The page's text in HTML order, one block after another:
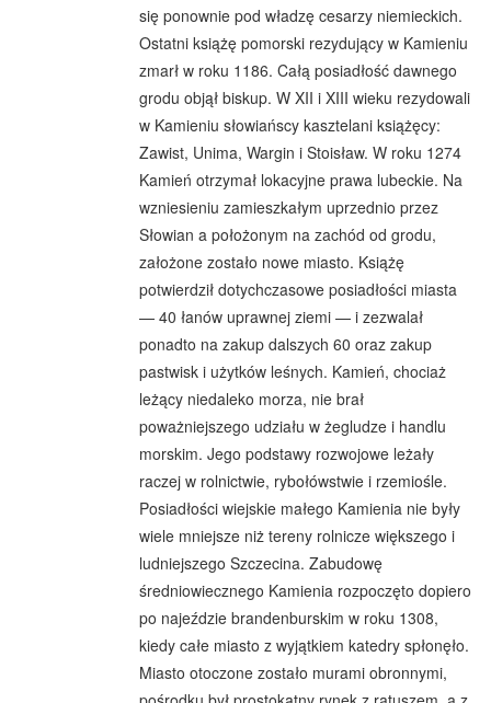
się ponownie pod władzę cesarzy niemieckich.
Ostatni książę pomorski rezydujący w Kamieniu
zmarł w roku 1186. Całą posiadłość dawnego
grodu objął biskup. W XII i XIII wieku rezydowali
w Kamieniu słowiańscy kasztelani książęcy:
Zawist, Unima, Wargin i Stoisław. W roku 1274
Kamień otrzymał lokacyjne prawa lubeckie. Na
wzniesieniu zamieszkałym uprzednio przez
Słowian a położonym na zachód od grodu,
założone zostało nowe miasto. Książę
potwierdził dotychczasowe posiadłości miasta
— 40 łanów uprawnej ziemi — i zezwalał
ponadto na zakup dalszych 60 oraz zakup
pastwisk i użytków leśnych. Kamień, chociaż
leżący niedaleko morza, nie brał
poważniejszego udziału w żegludze i handlu
morskim. Jego podstawy rozwojowe leżały
raczej w rolnictwie, rybołówstwie i rzemiośle.
Posiadłości wiejskie małego Kamienia nie były
wiele mniejsze niż tereny rolnicze większego i
ludniejszego Szczecina. Zabudowę
średniowiecznego Kamienia rozpoczęto dopiero
po najeździe brandenburskim w roku 1308,
kiedy całe miasto z wyjątkiem katedry spłonęło.
Miasto otoczone zostało murami obronnymi,